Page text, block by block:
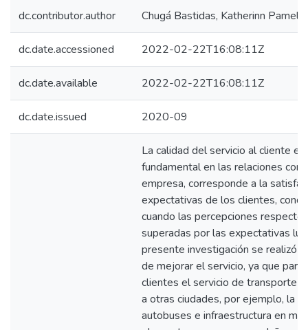
dc.contributor.author Chugá Bastidas, Katherinn Pamela
dc.date.accessioned 2022-02-22T16:08:11Z
dc.date.available 2022-02-22T16:08:11Z
dc.date.issued 2020-09
La calidad del servicio al cliente
fundamental en las relaciones
empresa, corresponde a la
expectativas de los clientes,
cuando las percepciones respecto
superadas por las expectativas
presente investigación se realizó
de mejorar el servicio, ya que para
clientes el servicio de transporte
a otras ciudades, por ejemplo, la
autobuses e infraestructura en